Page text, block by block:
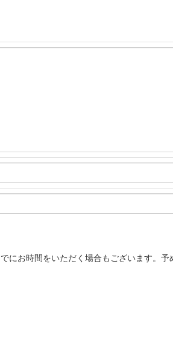
にお時間をいただく場合もございます。予